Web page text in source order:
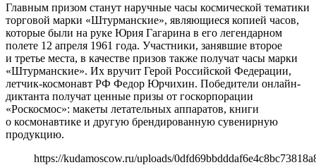
Главным призом станут наручные часы космической тематики
торговой марки «Штурманские», являющиеся копией часов,
которые были на руке Юрия Гагарина в его легендарном
полете 12 апреля 1961 года. Участники, занявшие второе
и третье места, в качестве призов также получат часы марки
«Штурманские». Их вручит Герой Российской Федерации,
летчик-космонавт РФ Федор Юрчихин. Победители онлайн-
диктанта получат ценные призы от госкорпорации
«Роскосмос»: макеты летательных аппаратов, книги
о космонавтике и другую брендированную сувенирную
продукцию.
https://kudamoscow.ru/uploads/